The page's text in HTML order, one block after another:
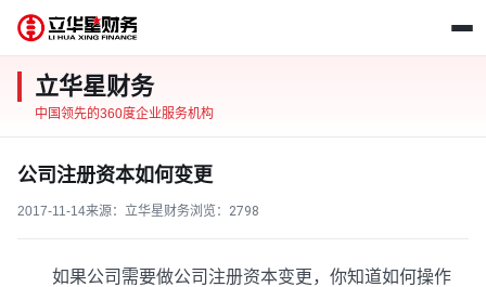
立华星财务
中国领先的360度企业服务机构
公司注册资本如何变更
2017-11-14来源：立华星财务浏览： 2798
如果公司需要做公司注册资本变更，你知道如何操作